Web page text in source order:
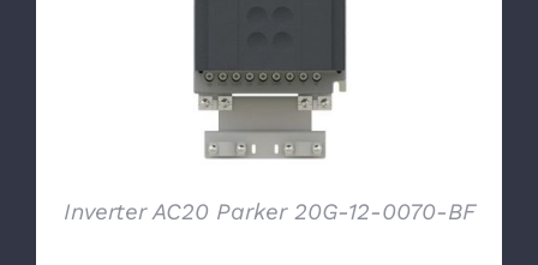
Inverter AC20 Parker 20G-12-0070-BF